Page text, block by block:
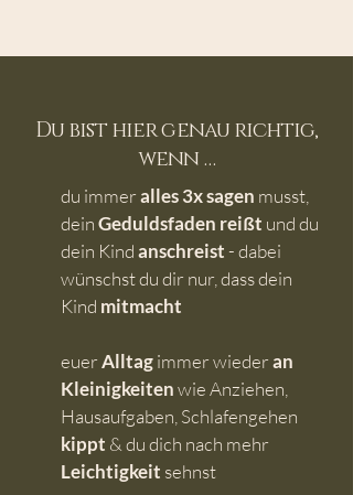
Du bist hier genau richtig,
wenn …
du immeralles 3x sagen musst,
deinGeduldsfaden reißt und du
dein Kindanschreist- dabei
wünschst du dir nur, dass dein
Kind mitmacht
euerAlltagimmer wiederan
Kleinigkeitenwie Anziehen,
Hausaufgaben, Schlafengehen
kippt & du dich nach mehr
Leichtigkeit sehnst